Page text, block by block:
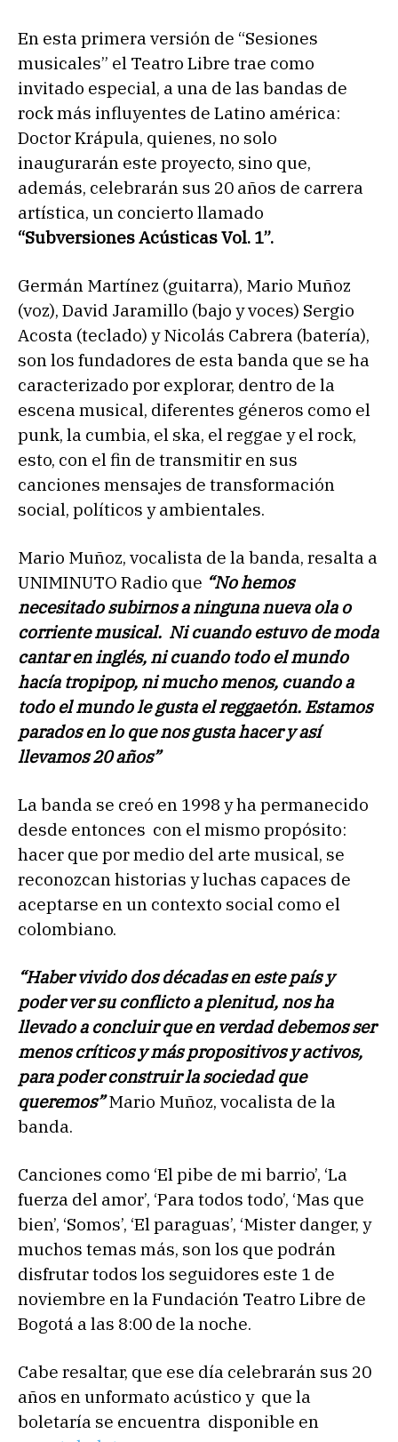
En esta primera versión de “Sesiones
musicales” el Teatro Libre trae como
invitado especial, a una de las bandas de
rock más influyentes de Latino américa:
Doctor Krápula, quienes, no solo
inaugurarán este proyecto, sino que,
además, celebrarán sus 20 años de carrera
artística, un concierto llamado
“Subversiones Acústicas Vol. 1”.
Germán Martínez (guitarra), Mario Muñoz
(voz), David Jaramillo (bajo y voces) Sergio
Acosta (teclado) y Nicolás Cabrera (batería),
son los fundadores de esta banda que se ha
caracterizado por explorar, dentro de la
escena musical, diferentes géneros como el
punk, la cumbia, el ska, el reggae y el rock,
esto, con el fin de transmitir en sus
canciones mensajes de transformación
social, políticos y ambientales.
Mario Muñoz, vocalista de la banda, resalta a
UNIMINUTO Radio que “No hemos
necesitado subirnos a ninguna nueva ola o
corriente musical. Ni cuando estuvo de moda
cantar en inglés, ni cuando todo el mundo
hacía tropipop, ni mucho menos, cuando a
todo el mundo le gusta el reggaetón. Estamos
parados en lo que nos gusta hacer y así
llevamos 20 años”
La banda se creó en 1998 y ha permanecido
desde entonces con el mismo propósito:
hacer que por medio del arte musical, se
reconozcan historias y luchas capaces de
aceptarse en un contexto social como el
colombiano.
“Haber vivido dos décadas en este país y
poder ver su conflicto a plenitud, nos ha
llevado a concluir que en verdad debemos ser
menos críticos y más propositivos y activos,
para poder construir la sociedad que
queremos”Mario Muñoz, vocalista de la
banda.
Canciones como ‘El pibe de mi barrio’, ‘La
fuerza del amor’, ‘Para todos todo’, ‘Mas que
bien’, ‘Somos’, ‘El paraguas’, ‘Mister danger, y
muchos temas más, son los que podrán
disfrutar todos los seguidores este 1 de
noviembre en la Fundación Teatro Libre de
Bogotá a las 8:00 de la noche.
Cabe resaltar, que ese día celebrarán sus 20
años en unformato acústico y que la
boletaría se encuentra disponible en